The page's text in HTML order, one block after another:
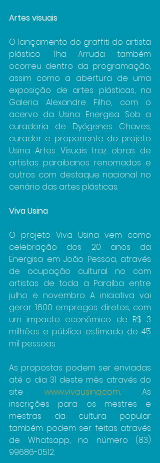
Artes visuais
O lançamento do graffiti do artista
plástico Tha Arruda também
ocorreu dentro da programação,
assim como a abertura de uma
exposição de artes plásticas, na
Galeria Alexandre Filho, com o
acervo da Usina Energisa. Sob a
curadoria de Dyógenes Chaves,
curador e proponente do projeto
Usina Artes Visuais traz obras de
artistas paraibanos renomados e
outros com destaque nacional no
cenário das artes plásticas.
Viva Usina
O projeto Viva Usina vem como
celebração dos 20 anos da
Energisa em João Pessoa, através
de ocupação cultural no com
artistas de toda a Paraíba entre
julho e novembro. A iniciativa vai
gerar 1.600 empregos diretos, com
um impacto econômico de R$ 3
milhões e público estimado de 45
mil pessoas.
As propostas podem ser enviadas
até o dia 31 deste mês através do
site www.vivausina.com. As
inscrições para os mestres e
mestras da cultura popular
também podem ser feitas através
de Whatsapp, no número (83)
99686-0512.